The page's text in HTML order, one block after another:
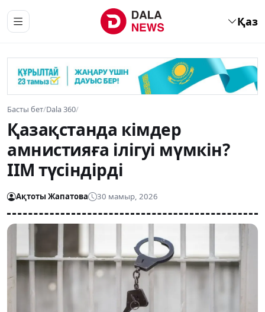
Қаз
Басты бет/Dala 360/
Қазақстанда кімдер
амнистияға ілігуі мүмкін?
ІІМ түсіндірді
Ақтоты Жапатова 30 мамыр, 2026